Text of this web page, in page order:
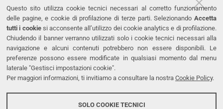
Questo sito utilizza cookie tecnici necessari al corretto funzionamento
delle pagine, e cookie di profilazione di terze parti. Selezionando Accetta
tutti i cookiesi acconsente all’utilizzo dei cookie analytics e di profilazione.
Chiudendo il banner verranno utilizzati solo i cookie tecnici necessari alla
navigazione e alcuni contenuti potrebbero non essere disponibili. Le
preferenze possono essere modificate in qualsiasi momento dal menu
laterale "Gestisci impostazioni cookie".
Per maggiori informazioni, ti invitiamo a consultare la nostra Cookie Policy.
SOLO COOKIE TECNICI
CONTATTI
Tel. +39 0532 293111
Fax. +39 0532 293031
PEC
LINKS
Accessibilità